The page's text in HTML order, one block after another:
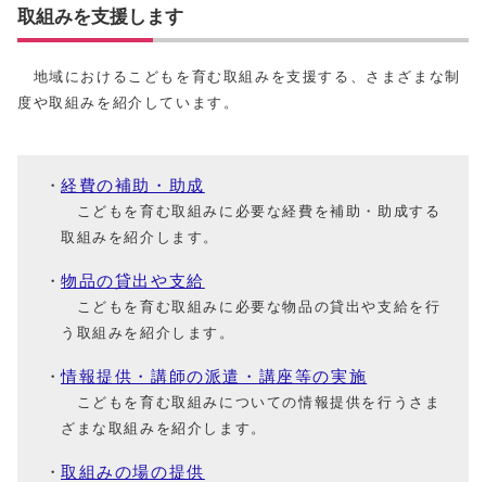
取組みを支援します
地域におけるこどもを育む取組みを支援する、さまざまな制
度や取組みを紹介しています。
経費の補助・助成
こどもを育む取組みに必要な経費を補助・助成する
取組みを紹介します。
物品の貸出や支給
こどもを育む取組みに必要な物品の貸出や支給を行
う取組みを紹介します。
情報提供・講師の派遣・講座等の実施
こどもを育む取組みについての情報提供を行うさま
ざまな取組みを紹介します。
取組みの場の提供